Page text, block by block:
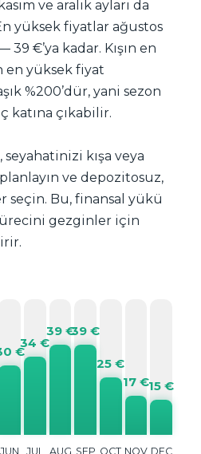
ve aralık ayları da
yüksek fiyatlar ağustos
€’ya kadar. Kışın en
en yüksek fiyat
%200’dür, yani sezon
katına çıkabilir.
kışa veya
ve depozitosuz,
seçin. Bu, finansal yükü
gezginler için
€
JUN
34 €
JUL
39 €
AUG
39 €
SEP
25 €
OCT
17 €
NOV
15 €
DEC